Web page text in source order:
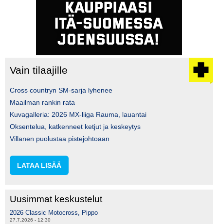
Vain tilaajille
Cross countryn SM-sarja lyhenee
Maailman rankin rata
Kuvagalleria: 2026 MX-liiga Rauma, lauantai
Oksentelua, katkenneet ketjut ja keskeytys
Villanen puolustaa pistejohtoaan
LATAA LISÄÄ
Uusimmat keskustelut
2026 Classic Motocross, Pippo
27.7.2026 - 12:30